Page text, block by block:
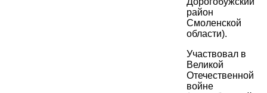
район
Смоленской
области).
Участвовал в
Великой
Отечественной
войне